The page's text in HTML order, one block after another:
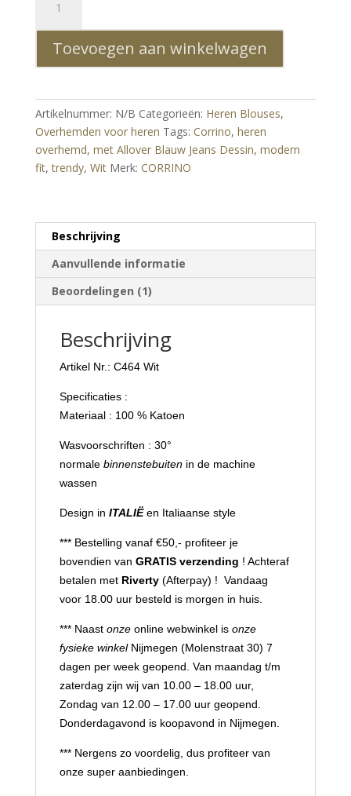
Trendy
Modern
Heren
met
Allover
Blauw
Jeans
Dessin
aantal
Toevoegen aan winkelwagen
Artikelnummer: N/B Categorieën: Heren Blouses,
Overhemden voor heren Tags: Corrino, heren
overhemd, met Allover Blauw Jeans Dessin, modern
fit,trendy, Wit Merk: CORRINO
Beschrijving
Aanvullende informatie
Beoordelingen (1)
Beschrijving
Artikel Nr.: C464 Wit
Specificaties :
Materiaal : 100 % Katoen
Wasvoorschriften : 30°
normale binnenstebuiten in de machine
wassen
Design in ITALIËen Italiaanse style
*** Bestelling vanaf €50,- profiteer je
bovendien van GRATIS verzending ! Achteraf
betalen met Riverty (Afterpay) ! Vandaag
voor 18.00 uur besteld is morgen in huis.
*** Naast onzeonline webwinkel is onze
fysieke winkelNijmegen (Molenstraat 30) 7
dagen per week geopend. Van maandag t/m
zaterdag zijn wij van 10.00 – 18.00 uur,
Zondag van 12.00 – 17.00 uur geopend.
Donderdagavond is koopavond in Nijmegen.
*** Nergens zo voordelig, dus profiteer van
onze super aanbiedingen.